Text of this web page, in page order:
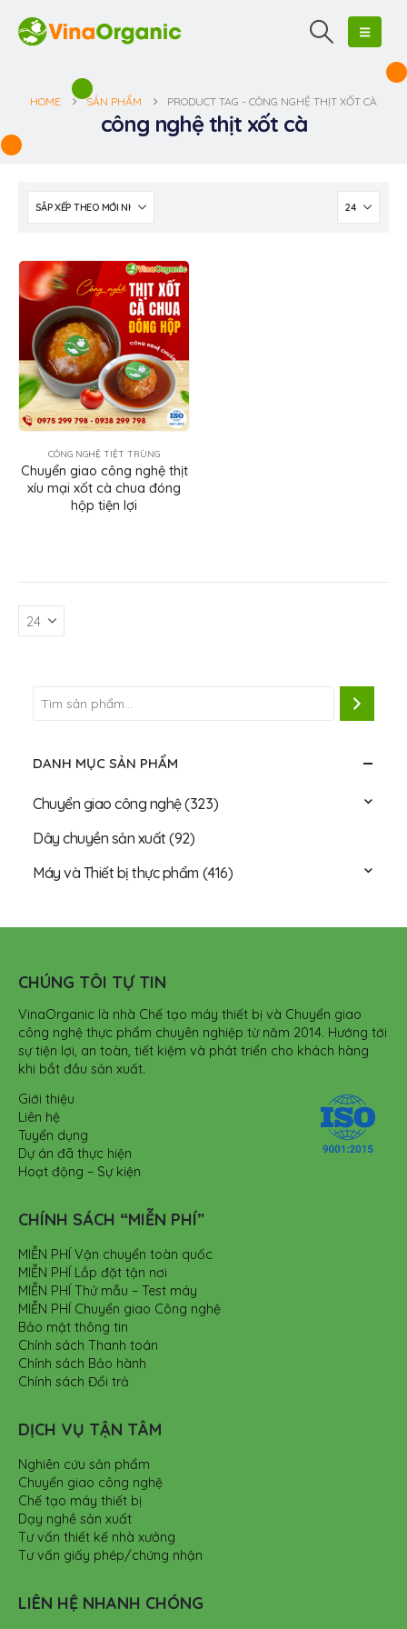
HOME SẢN PHẨM PRODUCT TAG - CÔNG NGHỆ THỊT XỐT CÀ
công nghệ thịt xốt cà
CÔNG NGHỆ TIỆT TRÙNG
Chuyển giao công nghệ thịt
xíu mại xốt cà chua đóng
hộp tiện lợi
DANH MỤC SẢN PHẨM
Chuyển giao công nghệ(323)
Dây chuyền sản xuất(92)
Máy và Thiết bị thực phẩm (416)
CHÚNG TÔI TỰ TIN
VinaOrganic là nhà Chế tạo máy thiết bị và Chuyển giao
công nghệ thực phẩm chuyên nghiệp từ năm 2014. Hướng tới
sự tiện lợi, an toàn, tiết kiệm và phát triển cho khách hàng
khi bắt đầu sản xuất.
Giới thiệu
Liên hệ
Tuyển dụng
Dự án đã thực hiện
Hoạt động – Sự kiện
CHÍNH SÁCH “MIỄN PHÍ”
MIỄN PHÍ Vận chuyển toàn quốc
MIỄN PHÍ Lắp đặt tận nơi
MIỄN PHÍ Thử mẫu – Test máy
MIỄN PHÍ Chuyển giao Công nghệ
Bảo mật thông tin
Chính sách Thanh toán
Chính sách Bảo hành
Chính sách Đổi trả
DỊCH VỤ TẬN TÂM
Nghiên cứu sản phẩm
Chuyển giao công nghệ
Chế tạo máy thiết bị
Dạy nghề sản xuất
Tư vấn thiết kế nhà xưởng
Tư vấn giấy phép/chứng nhận
LIÊN HỆ NHANH CHÓNG